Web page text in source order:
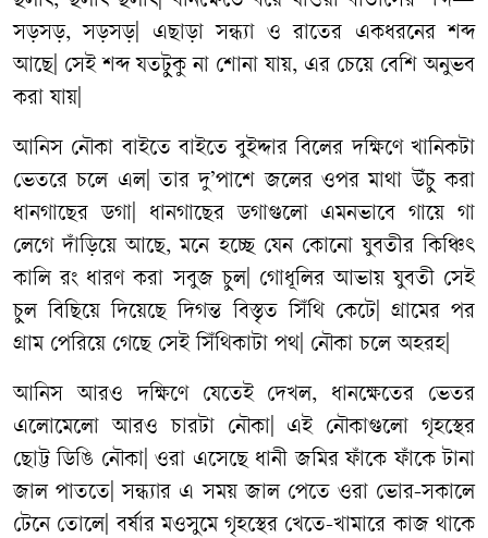
সড়সড়,সড়সড়| এছাড়া সন্ধ্যা ও রাতের একধরনের শব্দ
আছে সেই শব্দ যতটুকু না শোনা যায়, এর চেয়ে বেশি অনুভব
করা যায়|
আনিস নৌকা বাইতে বাইতে বুইদ্দার বিলের দক্ষিণে খানিকটা
ভেতরে চলে এল|তার দু’পাশে জলের ওপর মাথা উঁচু করা
ধানগাছের ডগা| ধানগাছের ডগাগুলো এমনভাবে গায়ে গা
লেগে দাঁড়িয়ে আছে,মনে হচ্ছে যেন কোনো যুবতীর কিঞ্চিৎ
কালি রং ধারণ করা সবুজ চুল| গোধূলির আভায় যুবতী সেই
চুল বিছিয়ে দিয়েছে দিগন্ত বিস্তৃত সিঁথি কেটে| গ্রামের পর
গ্রাম পেরিয়ে গেছে সেই সিঁথিকাটা পথ নৌকা চলে অহরহ|
আনিস আরও দক্ষিণে যেতেই দেখল,ধানক্ষেতের
ভেতর
এলোমেলো আরও চারটা নৌকা| এই নৌকাগুলো গৃহস্থের
ছোট্ট ডিঙি নৌকা|ওরা এসেছে ধানী জমির ফাঁকে ফাঁকে টানা
জাল পাততে |সন্ধ্যার এ সময় জাল পেতে ওরা ভোর-সকালে
টেনে তোলে|বর্ষার মওসুমে গৃহস্থের খেতে-খামারে কাজ থাকে